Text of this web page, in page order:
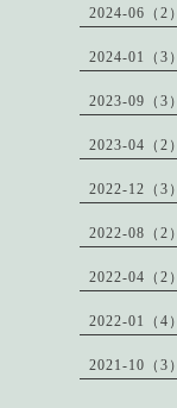
2024-06（2）
2024-01（3）
2023-09（3）
2023-04（2）
2022-12（3）
2022-08（2）
2022-04（2）
2022-01（4）
2021-10（3）